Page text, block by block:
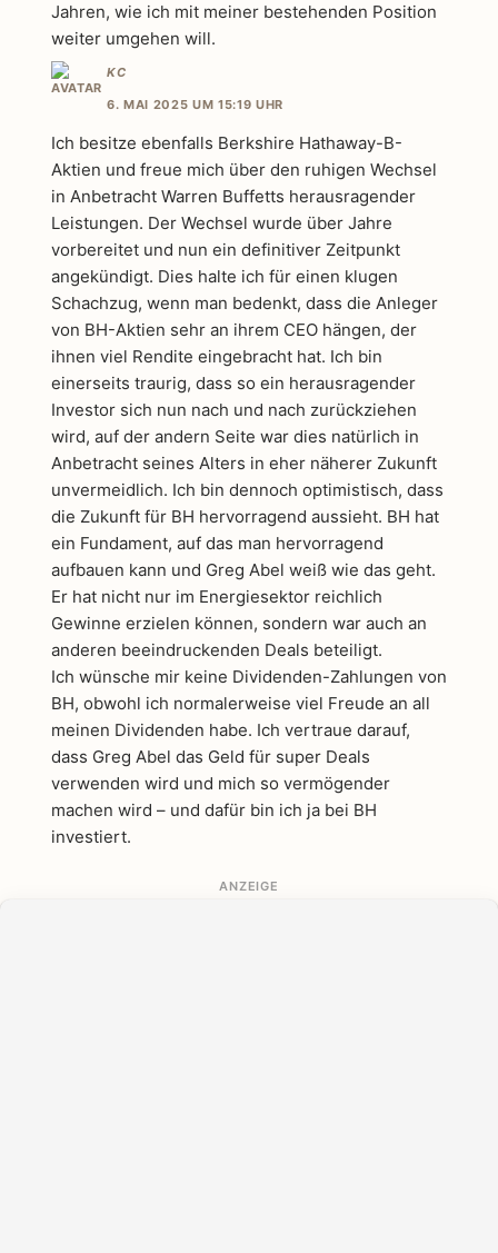
Jahren, wie ich mit meiner bestehenden Position
weiter umgehen will.
KC
6. MAI 2025 UM 15:19 UHR
Ich besitze ebenfalls Berkshire Hathaway-B-
Aktien und freue mich über den ruhigen Wechsel
in Anbetracht Warren Buffetts herausragender
Leistungen. Der Wechsel wurde über Jahre
vorbereitet und nun ein definitiver Zeitpunkt
angekündigt. Dies halte ich für einen klugen
Schachzug, wenn man bedenkt, dass die Anleger
von BH-Aktien sehr an ihrem CEO hängen, der
ihnen viel Rendite eingebracht hat. Ich bin
einerseits traurig, dass so ein herausragender
Investor sich nun nach und nach zurückziehen
wird, auf der andern Seite war dies natürlich in
Anbetracht seines Alters in eher näherer Zukunft
unvermeidlich. Ich bin dennoch optimistisch, dass
die Zukunft für BH hervorragend aussieht. BH hat
ein Fundament, auf das man hervorragend
aufbauen kann und Greg Abel weiß wie das geht.
Er hat nicht nur im Energiesektor reichlich
Gewinne erzielen können, sondern war auch an
anderen beeindruckenden Deals beteiligt.
Ich wünsche mir keine Dividenden-Zahlungen von
BH, obwohl ich normalerweise viel Freude an all
meinen Dividenden habe. Ich vertraue darauf,
dass Greg Abel das Geld für super Deals
verwenden wird und mich so vermögender
machen wird – und dafür bin ich ja bei BH
investiert.
ANZEIGE